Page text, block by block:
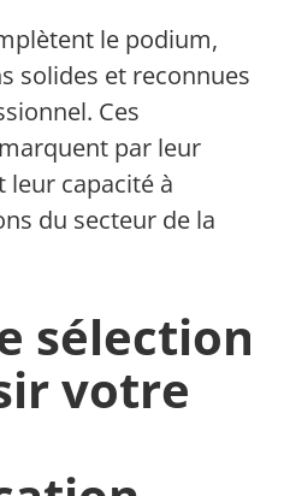
le podium,
solides et reconnues
Ces
par leur
leur capacité à
du secteur de la
sélection
votre